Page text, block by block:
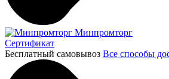
Минпромторг
Сертификат
Бесплатный самовывоз Все способы